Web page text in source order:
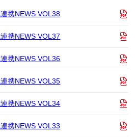
携NEWS VOL38
携NEWS VOL37
携NEWS VOL36
携NEWS VOL35
携NEWS VOL34
携NEWS VOL33